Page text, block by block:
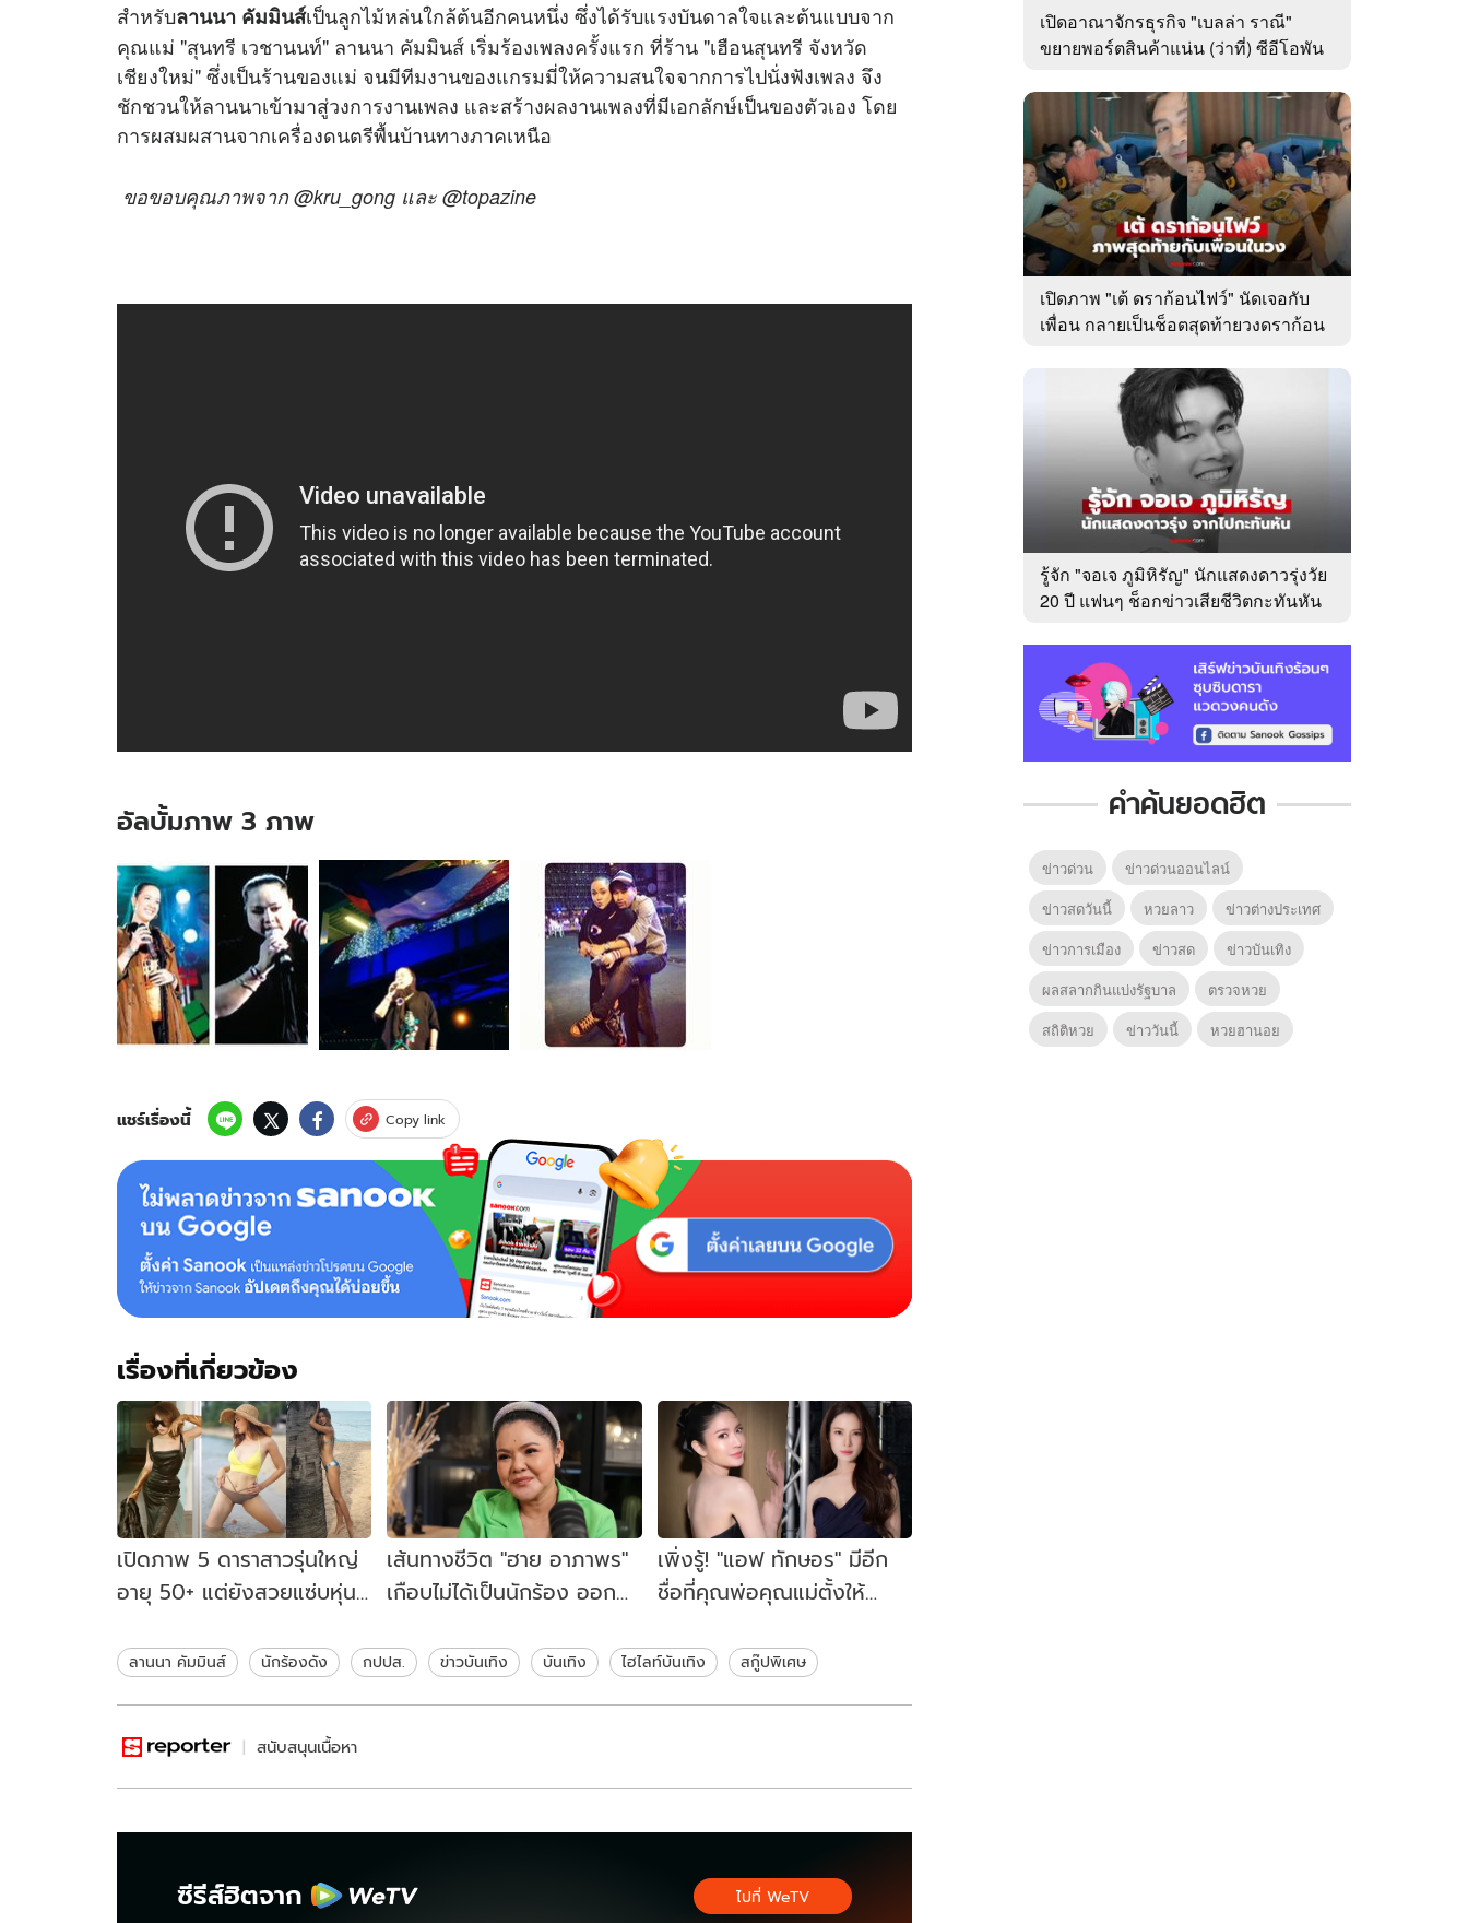
สำหรับลานนา คัมมินส์เป็นลูกไม้หล่นใกล้ต้นอีกคนหนึ่ง ซึ่งได้รับแรงบันดาลใจและต้นแบบจาก
คุณแม่ "สุนทรี เวชานนท์" ลานนา คัมมินส์ เริ่มร้องเพลงครั้งแรก ที่ร้าน "เฮือนสุนทรี จังหวัด
เชียงใหม่" ซึ่งเป็นร้านของแม่ จนมีทีมงานของแกรมมี่ให้ความสนใจจากการไปนั่งฟังเพลง จึง
ชักชวนให้ลานนาเข้ามาสู่วงการงานเพลง และสร้างผลงานเพลงที่มีเอกลักษ์เป็นของตัวเอง โดย
การผสมผสานจากเครื่องดนตรีพื้นบ้านทางภาคเหนือ
ขอขอบคุณภาพจาก @kru_gong และ @topazine
อัลบั้มภาพ 3 ภาพ
อัลบั้ม
ภาพ
3
ภาพ
ของ
ลาน
นา
คัม
มินส์
ร้อง
จำ
แทบ
แชร์เรื่องนี้ Copy link
เรื่องที่เกี่ยวข้อง
เปิดภาพ 5 ดาราสาวรุ่นใหญ่
อายุ 50+ แต่ยังสวยแซ่บหุ่น
เส้นทางชีวิต "ฮาย อาภาพร"
เกือบไม่ได้เป็นนักร้อง ออก
เพิ่งรู้! "แอฟ ทักษอร" มีอีก
ชื่อที่คุณพ่อคุณแม่ตั้งให้
ใหม่"
ลานนา คัมมินส์ นักร้องดัง กปปส. ข่าวบันเทิง บันเทิง ไฮไลท์บันเทิง สกู๊ปพิเศษ
สนับสนุนเนื้อหา
ซีรีส์ฮิตจาก ไปที่ WeTV
เปิดอาณาจักรธุรกิจ "เบลล่า ราณี"
ขยายพอร์ตสินค้าแน่น (ว่าที่) ซีอีโอพัน
เปิดภาพ "เต้ ดราก้อนไฟว์" นัดเจอกับ
เพื่อน กลายเป็นช็อตสุดท้ายวงดราก้อน
รู้จัก "จอเจ ภูมิหิรัญ" นักแสดงดาวรุ่งวัย
20 ปี แฟนๆ ช็อกข่าวเสียชีวิตกะทันหัน
คำค้นยอดฮิต
ข่าวด่วน
ข่าวด่วนออนไลน์
ข่าวสดวันนี้
หวยลาว
ข่าวต่างประเทศ
ข่าวการเมือง
ข่าวสด
ข่าวบันเทิง
ผลสลากกินแบ่งรัฐบาล
ตรวจหวย
สถิติหวย
ข่าววันนี้ หวยฮานอย